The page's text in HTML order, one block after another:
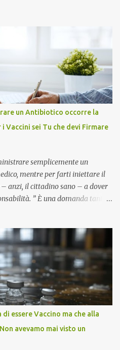
un Antibiotico occorre la
Vaccini sei Tu che devi Firmare
semplicemente un
mentre per farti iniettare il
anzi, il cittadino sano – a dover
” È una domanda tanto
scuotere chiunque abbia
la propria testa. Per il vaccino
condizionata,
mai utilizzate prima su
e di discussione
La tua. Lo si somministra
fattori di rischio, spesso già
Non c’è presa in carico.
essere Vaccino ma che alla
avevamo mai visto un